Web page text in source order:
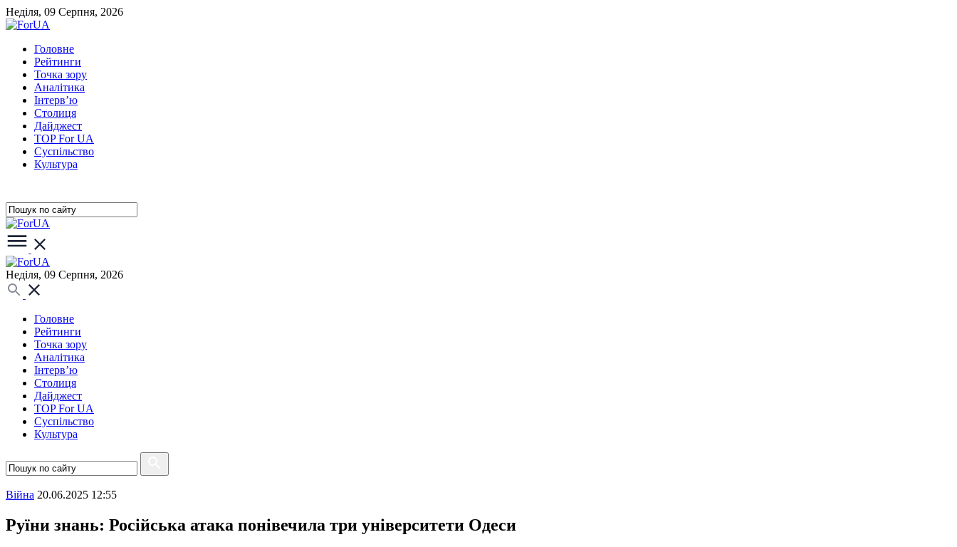
Неділя, 09 Серпня, 2026
Головне
Рейтинги
Точка зору
Аналітика
Інтерв’ю
Столиця
Дайджест
TOP For UA
Суспiльство
Культура
Неділя, 09 Серпня, 2026
Головне
Рейтинги
Точка зору
Аналітика
Інтерв’ю
Столиця
Дайджест
TOP For UA
Суспiльство
Культура
Війна 20.06.2025 12:55
Руїни знань: Російська атака понівечила три університети Одеси